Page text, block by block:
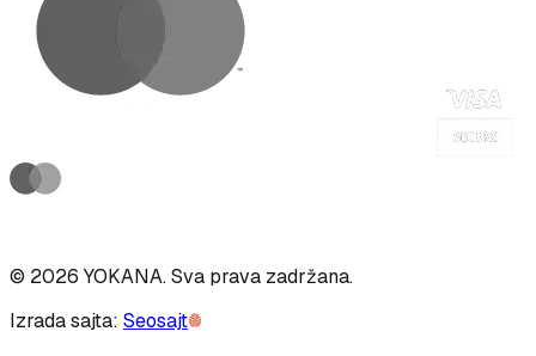
© 2026 YOKANA.Sva prava zadržana.
Izrada sajta: Seosajt